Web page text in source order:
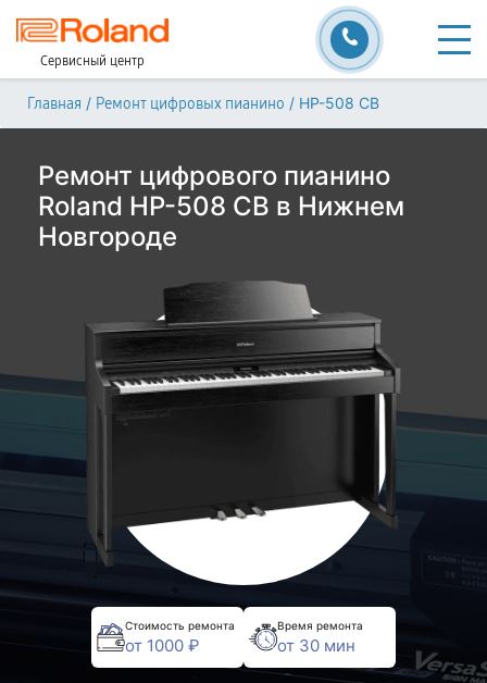
Сервисный центр
Главная / Ремонт цифровых пианино / HP-508 CB
Ремонт цифрового пианино
Roland HP-508 CB в Нижнем
Новгороде
Стоимость ремонта
от 1000 ₽
Время ремонта
от 30 мин